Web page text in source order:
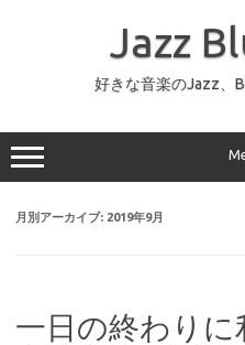
ッ
プ
Jazz
好きな音楽のJazz、
月別アーカイブ: 2019年9月
一日の終わりに